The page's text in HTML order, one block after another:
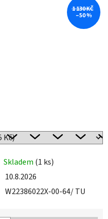
Skladem (1 ks)
10.8.2026
W22386022X-00-64/ TU
1 130 KČ
–50 %